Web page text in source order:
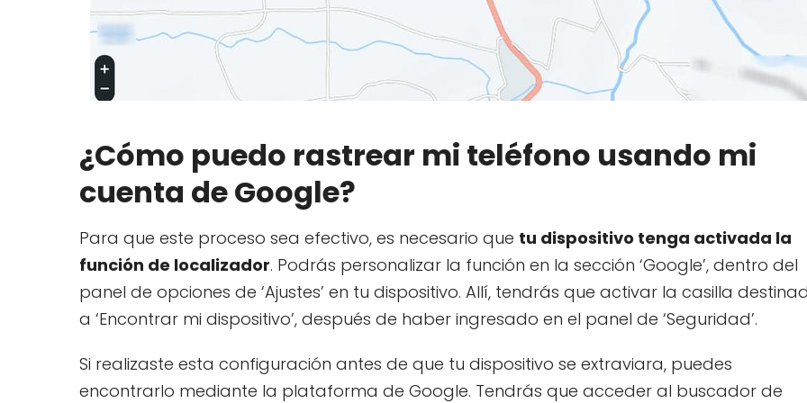
¿Cómo puedo rastrear mi teléfono usando mi
cuenta de Google?
Para que este proceso sea efectivo, es necesario que tu dispositivo tenga activada la
función de localizador. Podrás personalizar la función en la sección ‘Google’, dentro del
panel de opciones de ‘Ajustes’ en tu dispositivo. Allí, tendrás que activar la casilla
a ‘Encontrar mi dispositivo’, después de haber ingresado en el panel de ‘Seguridad’.
Si realizaste esta configuración antes de que tu dispositivo se extraviara, puedes
encontrarlo mediante la plataforma de Google. Tendrás que acceder al buscador de